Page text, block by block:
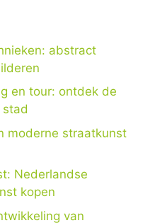
abstract
en tour: ontdek de
moderne straatkunst
Nederlandse
kopen
van